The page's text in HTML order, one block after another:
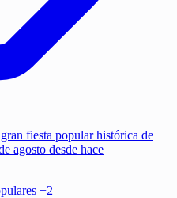
fiesta popular histórica de
agosto desde hace
+2